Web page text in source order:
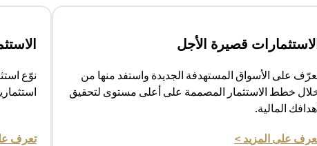
الاستثمارات قصيرة الأجل
على الأسواق المستهدفة الجديدة واستفد منها من
خطط الاستثمار المصممة على أعلى مستوى لتحقيق
المالية.
على المزيد >
(opens in a new tab)
نوّع
تعرف